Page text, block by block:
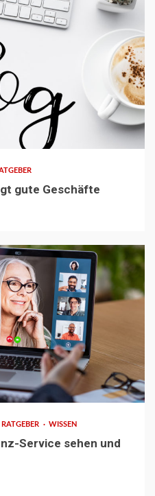
gute Geschäfte
RATGEBER WISSEN
Service sehen und